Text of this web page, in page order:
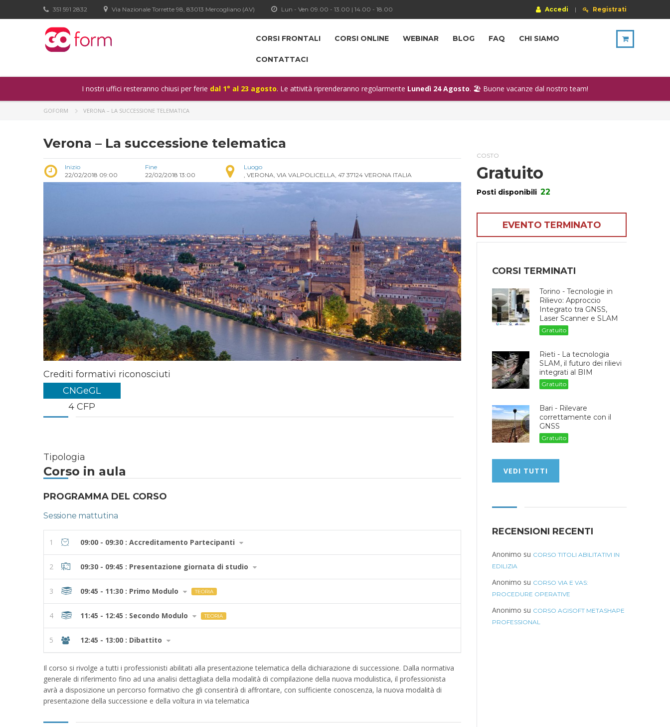
Accedi | Registrati
Lun - Ven 09.00 - 13.00 | 14.00 - 18.00
Via Nazionale Torrette 98, 83013 Mercogliano (AV)
351 591 2832
CORSI FRONTALI CORSI ONLINE WEBINAR BLOG FAQ CHI SIAMO
CONTATTACI
I nostri uffici resteranno chiusi per ferie dal 1° al 23 agosto. Le attività riprenderanno regolarmente Lunedì 24 Agosto. 🏖️ Buone vacanze dal nostro team!
GOFORM VERONA – LA SUCCESSIONE TELEMATICA
Verona – La successione telematica
Inizio
22/02/2018 09:00
Fine
22/02/2018 13:00
Luogo
, VERONA, VIA VALPOLICELLA, 47 37124 VERONA ITALIA
Crediti formativi riconosciuti
CNGeGL
4 CFP
Tipologia
Corso in aula
PROGRAMMA DEL CORSO
Sessione mattutina
1 09:00 - 09:30 : Accreditamento Partecipanti
2 09:30 - 09:45 : Presentazione giornata di studio
3 09:45 - 11:30 : Primo Modulo TEORIA
4 11:45 - 12:45 : Secondo Modulo TEORIA
5 12:45 - 13:00 : Dibattito
Il corso si rivolge a tutti i professionisti abilitati alla presentazione telematica della dichiarazione di successione. Dalla normativa
generale di riferimento fino ad una analisi dettagliata della modalità di compilazione della nuova modulistica, il professionista
avrà a disposizione un percorso formativo che gli consentirà di affrontare, con sufficiente conoscenza, la nuova modalità di
presentazione della successione e della voltura in via telematica
COSTO
Gratuito
Posti disponibili 22
EVENTO TERMINATO
CORSI TERMINATI
Torino - Tecnologie in
Rilievo: Approccio
Integrato tra GNSS,
Laser Scanner e SLAM
Gratuito
Rieti - La tecnologia
SLAM, il futuro dei rilievi
integrati al BIM
Gratuito
Bari - Rilevare
correttamente con il
GNSS
Gratuito
VEDI TUTTI
RECENSIONI RECENTI
Anonimo su CORSO TITOLI ABILITATIVI IN
EDILIZIA
Anonimo su CORSO VIA E VAS:
PROCEDURE OPERATIVE
Anonimo su CORSO AGISOFT METASHAPE
PROFESSIONAL